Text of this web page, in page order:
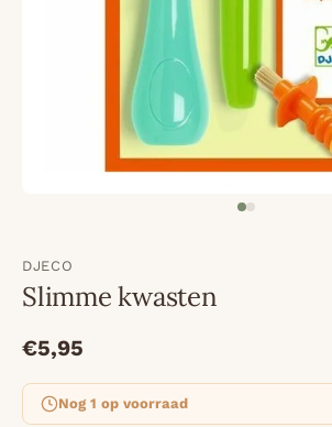
DJECO
Slimme kwasten
€5,95
Nog 1 op voorraad